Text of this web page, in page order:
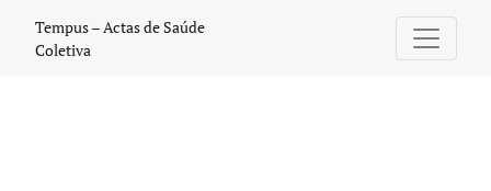
Tempus – Actas de Saúde Coletiva
Tempus – Actas de Saúde
Coletiva